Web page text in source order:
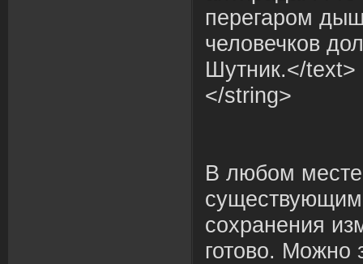
перегаром
человечков
Шутник.</text>
</string>
В любом
сохранения
готово. Можно